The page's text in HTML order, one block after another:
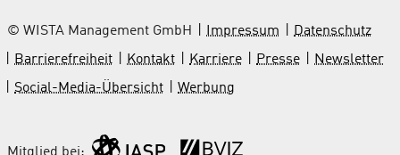
© WISTA Management GmbH Impressum
Datenschutz
Barrierefreiheit
Kontakt Karriere Presse
Newsletter
Social-Media-Übersicht
Werbung
Mitglied bei: